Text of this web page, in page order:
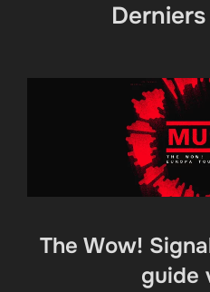
The Wow!
guide